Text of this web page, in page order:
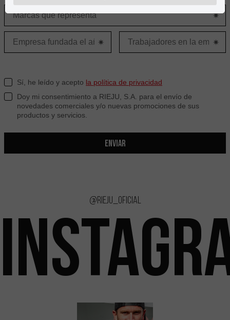
Sí, he leído y acepto la política de privacidad
Doy mi consentimiento a RIEJU, S.A. para el envío de
novedades comerciales y/o nuevas promociones de sus
productos y servicios.
ENVIAR
@rieju_oficial